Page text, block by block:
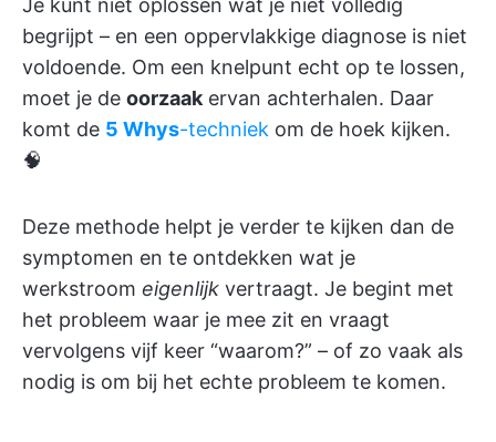
Je kunt niet oplossen wat je niet volledig
begrijpt – en een oppervlakkige diagnose is niet
voldoende. Om een knelpunt echt op te lossen,
moet je de oorzaakervan achterhalen. Daar
komt de 5 Whys-techniek om de hoek kijken.
🧠
Deze methode helpt je verder te kijken dan de
symptomen en te ontdekken wat je
werkstroom eigenlijk vertraagt. Je begint met
het probleem waar je mee zit en vraagt
vervolgens vijf keer “waarom?” – of zo vaak als
nodig is om bij het echte probleem te komen.